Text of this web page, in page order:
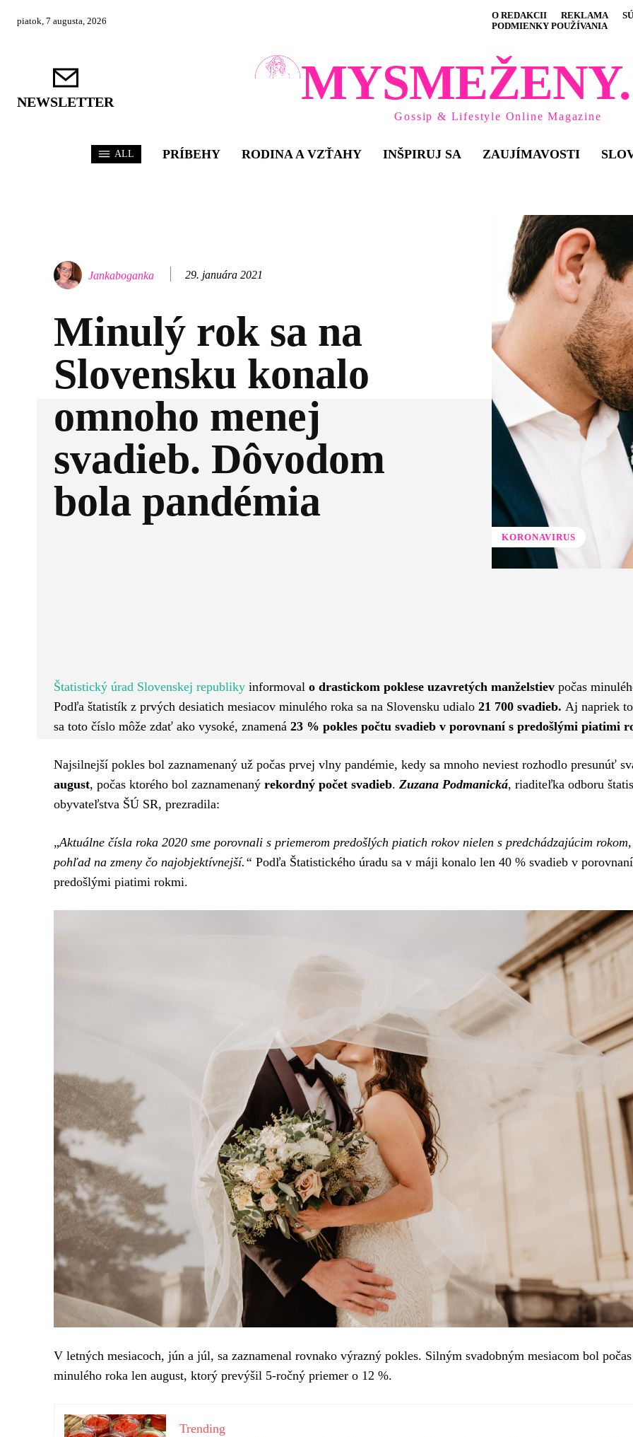
piatok, 7 augusta, 2026 O REDAKCII REKLAMA
PODMIENKY POUŽÍVANIA
NEWSLETTER
Gossip & Lifestyle Online Magazine
ALL PRÍBEHY RODINA A VZŤAHY INŠPIRUJ SA ZAUJÍMAVOSTI
Jankaboganka 29. januára 2021
Minulý rok sa na
Slovensku konalo
omnoho menej
svadieb. Dôvodom
bola pandémia
KORONAVIRUS
Štatistický úrad Slovenskej republiky informoval o drastickom poklese uzavretých manželstiev počas
Podľa štatistík z prvých desiatich mesiacov minulého roka sa na Slovensku udialo 21 700 svadieb. Aj napriek
sa toto číslo môže zdať ako vysoké, znamená 23 % pokles počtu svadieb v porovnaní s predošlými piatimi
Najsilnejší pokles bol zaznamenaný už počas prvej vlny pandémie, kedy sa mnoho neviest rozhodlo presunúť
august, počas ktorého bol zaznamenaný rekordný počet svadieb. Zuzana Podmanická, riaditeľka odboru
obyvateľstva ŠÚ SR, prezradila:
„Aktuálne čísla roka 2020 sme porovnali s priemerom predošlých piatich rokov nielen s predchádzajúcim
pohľad na zmeny čo najobjektívnejší.“ Podľa Štatistického úradu sa v máji konalo len 40 % svadieb v
predošlými piatimi rokmi.
V letných mesiacoch, jún a júl, sa zaznamenal rovnako výrazný pokles. Silným svadobným mesiacom bol počas
minulého roka len august, ktorý prevýšil 5-ročný priemer o 12 %.
Trending